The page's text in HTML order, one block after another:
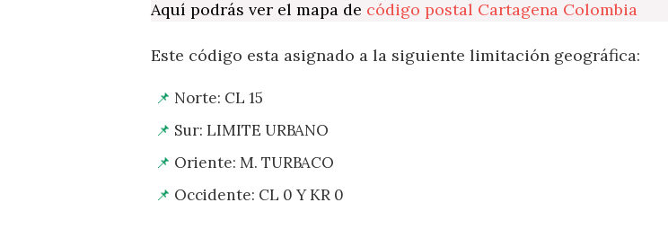
Aquí podrás ver el mapa de código postal Cartagena Colombia
Este código esta asignado a la siguiente limitación geográfica:
Norte: CL 15
Sur: LIMITE URBANO
Oriente: M. TURBACO
Occidente: CL 0 Y KR 0